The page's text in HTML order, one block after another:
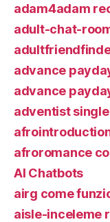
adam4adam
adult-chat-
advance
advance
adventist
afroromance
AI Chatbots
airg come
aisle-inceleme